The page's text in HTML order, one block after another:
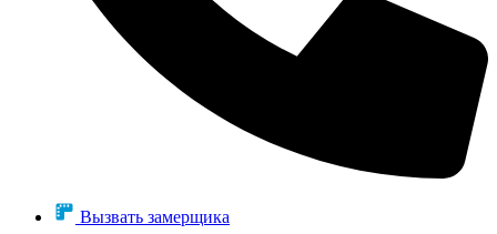
Вызвать замерщика